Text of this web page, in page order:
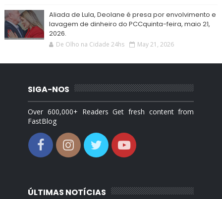
Aliada de Lula, Deolane é presa por envolvimento e
lavagem de dinheiro do PCCquinta-feira, maio 21,
2026.
De Olho na Cidade 24hs May 21, 2026
SIGA-NOS
Over 600,000+ Readers Get fresh content from
FastBlog
ÚLTIMAS NOTÍCIAS